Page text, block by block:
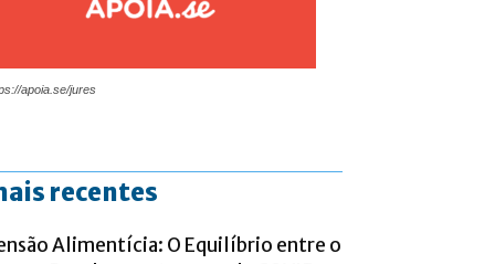
apoia.se/jures
recentes
Alimentícia: O Equilíbrio entre o